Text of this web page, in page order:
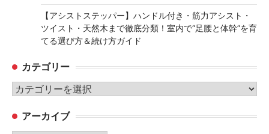
【アシストステッパー】ハンドル付き・筋力アシスト・
ツイスト・天然木まで徹底分類！室内で“足腰と体幹”を育
てる選び方＆続け方ガイド
カテゴリー
カ
ゴ アーカイブ